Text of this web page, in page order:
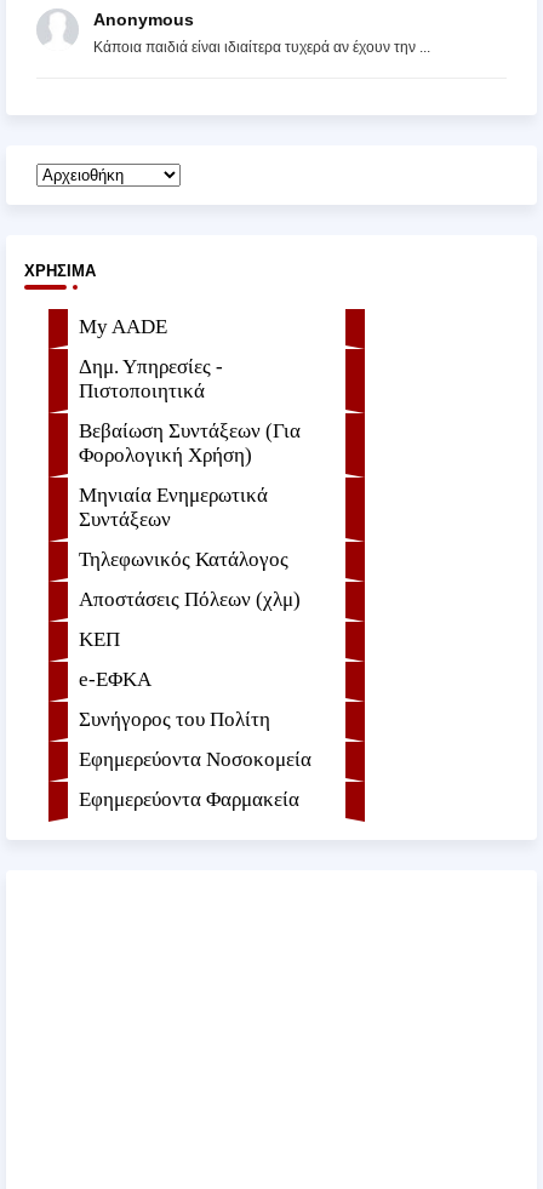
Anonymous
Κάποια παιδιά είναι ιδιαίτερα τυχερά αν έχουν την ...
ΧΡΉΣΙΜΑ
My AADE
Δημ. Υπηρεσίες -
Πιστοποιητικά
Βεβαίωση Συντάξεων (Για
Φορολογική Χρήση)
Μηνιαία Ενημερωτικά
Συντάξεων
Τηλεφωνικός Κατάλογος
Αποστάσεις Πόλεων (χλμ)
ΚΕΠ
e-ΕΦKA
Συνήγορος του Πολίτη
Εφημερεύοντα Νοσοκομεία
Εφημερεύοντα Φαρμακεία